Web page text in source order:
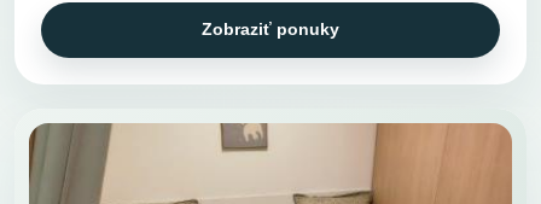
Zobraziť ponuky